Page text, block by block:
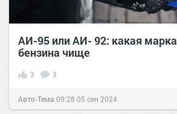
АИ-95 или АИ- 92: какая марка
бензина чище
3 3
Авто-Тема 09:28 05 сен 2024